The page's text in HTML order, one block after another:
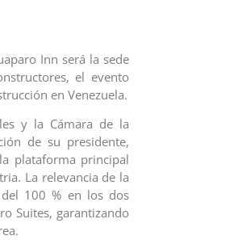
Inn será la sede
el evento
en Venezuela.
y la Cámara de la
de su presidente,
plataforma principal
La relevancia de la
100 % en los dos
Suites, garantizando